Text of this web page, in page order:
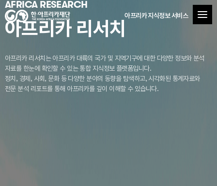
아프리카 지식정보 서비스
AFRICA RESEARCH
아프리카 리서치
아프리카 리서치는 아프리카 대륙의 국가 및 지역기구에 대한 다양한 정보와 분석
자료를 한눈에 확인할 수 있는 통합 지식정보 플랫폼입니다.
정치, 경제, 사회, 문화 등 다양한 분야의 동향을 탐색하고, 시각화된 통계자료와
전문 분석 리포트를 통해 아프리카를 깊이 이해할 수 있습니다.